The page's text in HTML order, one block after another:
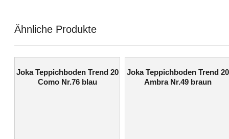
Ähnliche Produkte
Joka Teppichboden Trend 20
Como Nr.76 blau
Joka Teppichboden Trend 20
Ambra Nr.49 braun